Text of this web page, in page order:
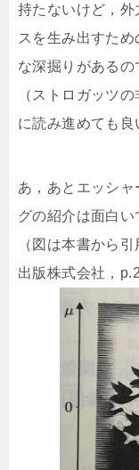
持たないけど，外
スを生み出すた
な深掘りがあるの
（ストロガッツ
に読み進めても良
あ，あとエッシ
グの紹介は面白い
（図は本書から
出版株式会社，